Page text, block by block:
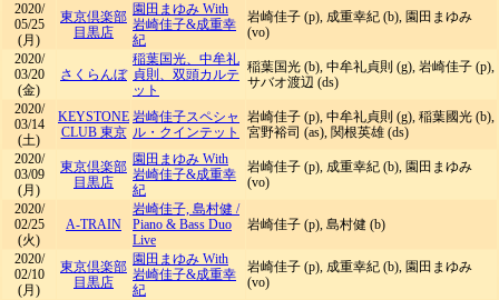
2020/
05/25
(月)
東京倶楽部
目黒店
園田まゆみ With
岩崎佳子&成重幸
紀
岩崎佳子 (p), 成重幸紀 (b), 園田まゆみ
(vo)
2020/
03/20
(金)
さくらんぼ
稲葉国光、中牟礼
貞則、双頭カルテ
ット
稲葉国光 (b), 中牟礼貞則 (g), 岩崎佳子 (p),
サバオ渡辺 (ds)
2020/
03/14
(土)
KEYSTONE
CLUB 東京
岩崎佳子スペシャ
ル・クインテット
岩崎佳子 (p), 中牟礼貞則 (g), 稲葉國光 (b),
宮野裕司 (as), 関根英雄 (ds)
2020/
03/09
(月)
東京倶楽部
目黒店
園田まゆみ With
岩崎佳子&成重幸
紀
岩崎佳子 (p), 成重幸紀 (b), 園田まゆみ
(vo)
2020/
02/25
(火)
A-TRAIN
岩崎佳子, 島村健 /
Piano & Bass Duo
Live
岩崎佳子 (p), 島村健 (b)
2020/
02/10
(月)
東京倶楽部
目黒店
園田まゆみ With
岩崎佳子&成重幸
紀
岩崎佳子 (p), 成重幸紀 (b), 園田まゆみ
(vo)